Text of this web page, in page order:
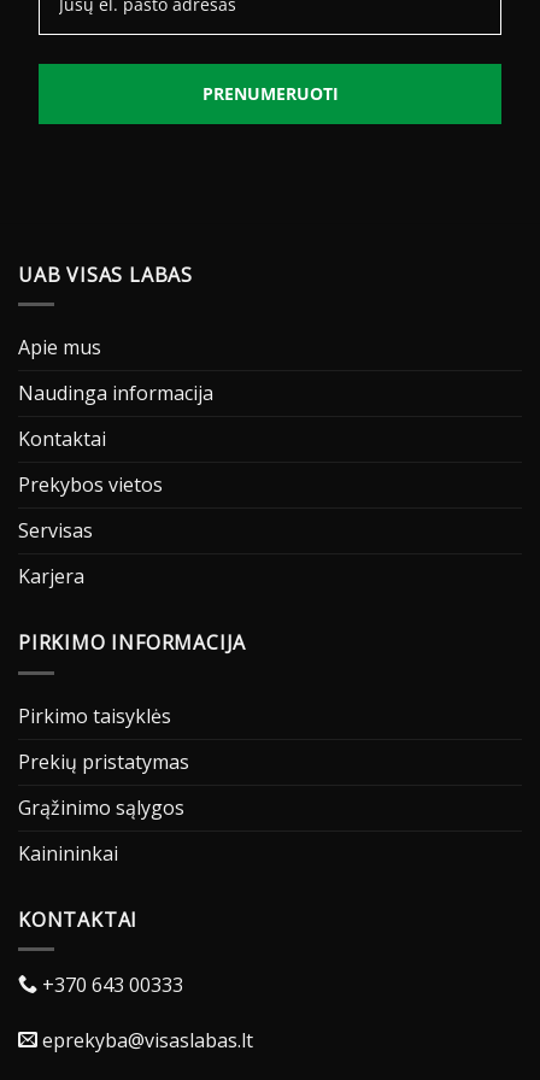
PRENUMERUOTI
UAB VISAS LABAS
Apie mus
Naudinga informacija
Kontaktai
Prekybos vietos
Servisas
Karjera
PIRKIMO INFORMACIJA
Pirkimo taisyklės
Prekių pristatymas
Grąžinimo sąlygos
Kainininkai
KONTAKTAI
+370 643 00333
eprekyba@visaslabas.lt